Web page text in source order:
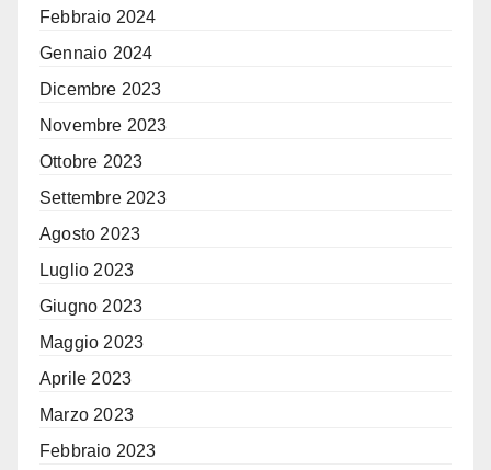
Febbraio 2024
Gennaio 2024
Dicembre 2023
Novembre 2023
Ottobre 2023
Settembre 2023
Agosto 2023
Luglio 2023
Giugno 2023
Maggio 2023
Aprile 2023
Marzo 2023
Febbraio 2023